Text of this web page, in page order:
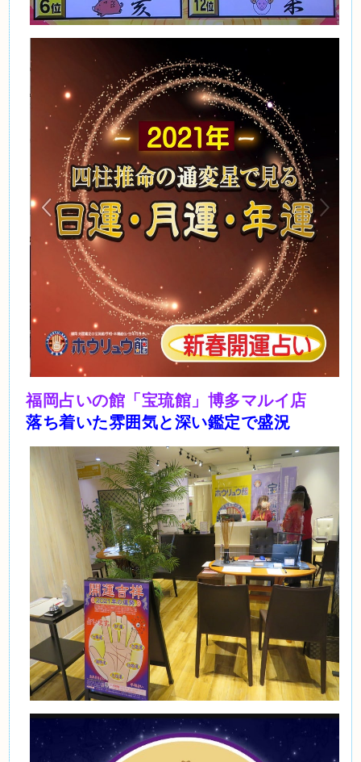
福岡占いの館「宝琉館」博多マルイ店
落ち着いた雰囲気と深い鑑定で盛況